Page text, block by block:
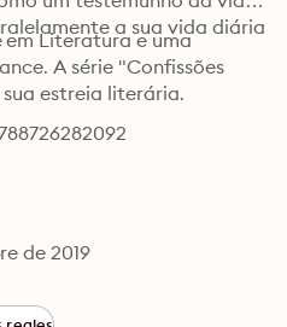
a sua vida diária
em Literatura e uma
A série "Confissões
estreia literária.
de 2019